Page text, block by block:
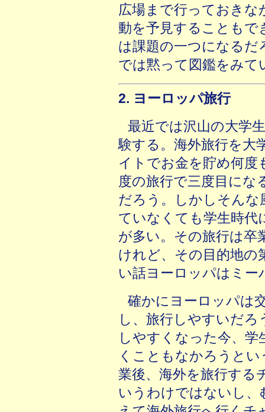
広場まで行っておきな
動を予見することもで
は課題の一つになるだ
では黙って図鑑をみ
2. ヨーロッパ旅行
最近では沢山の大学
験する。海外旅行を大
イトでお金を貯め何度
度の旅行で三度目にな
だろう。しかしそんな
ていなくても学生時代
が多い。その旅行は卒
けれど、その目的地の
い話ヨーロッパはミー
確かにヨーロッパは
し、旅行しやすいだ
しやすくなった今、
くこともなかろうと
業後、海外を旅行する
いうわけではないし